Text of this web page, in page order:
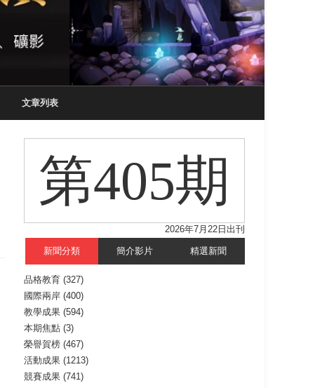
文章列表
第405期
2026年7月22日出刊
新聞分類 簡介影片 精選新聞
品格教育 (327)
國際兩岸 (400)
教學成果 (594)
本期焦點 (3)
榮譽賀榜 (467)
活動成果 (1213)
競賽成果 (741)